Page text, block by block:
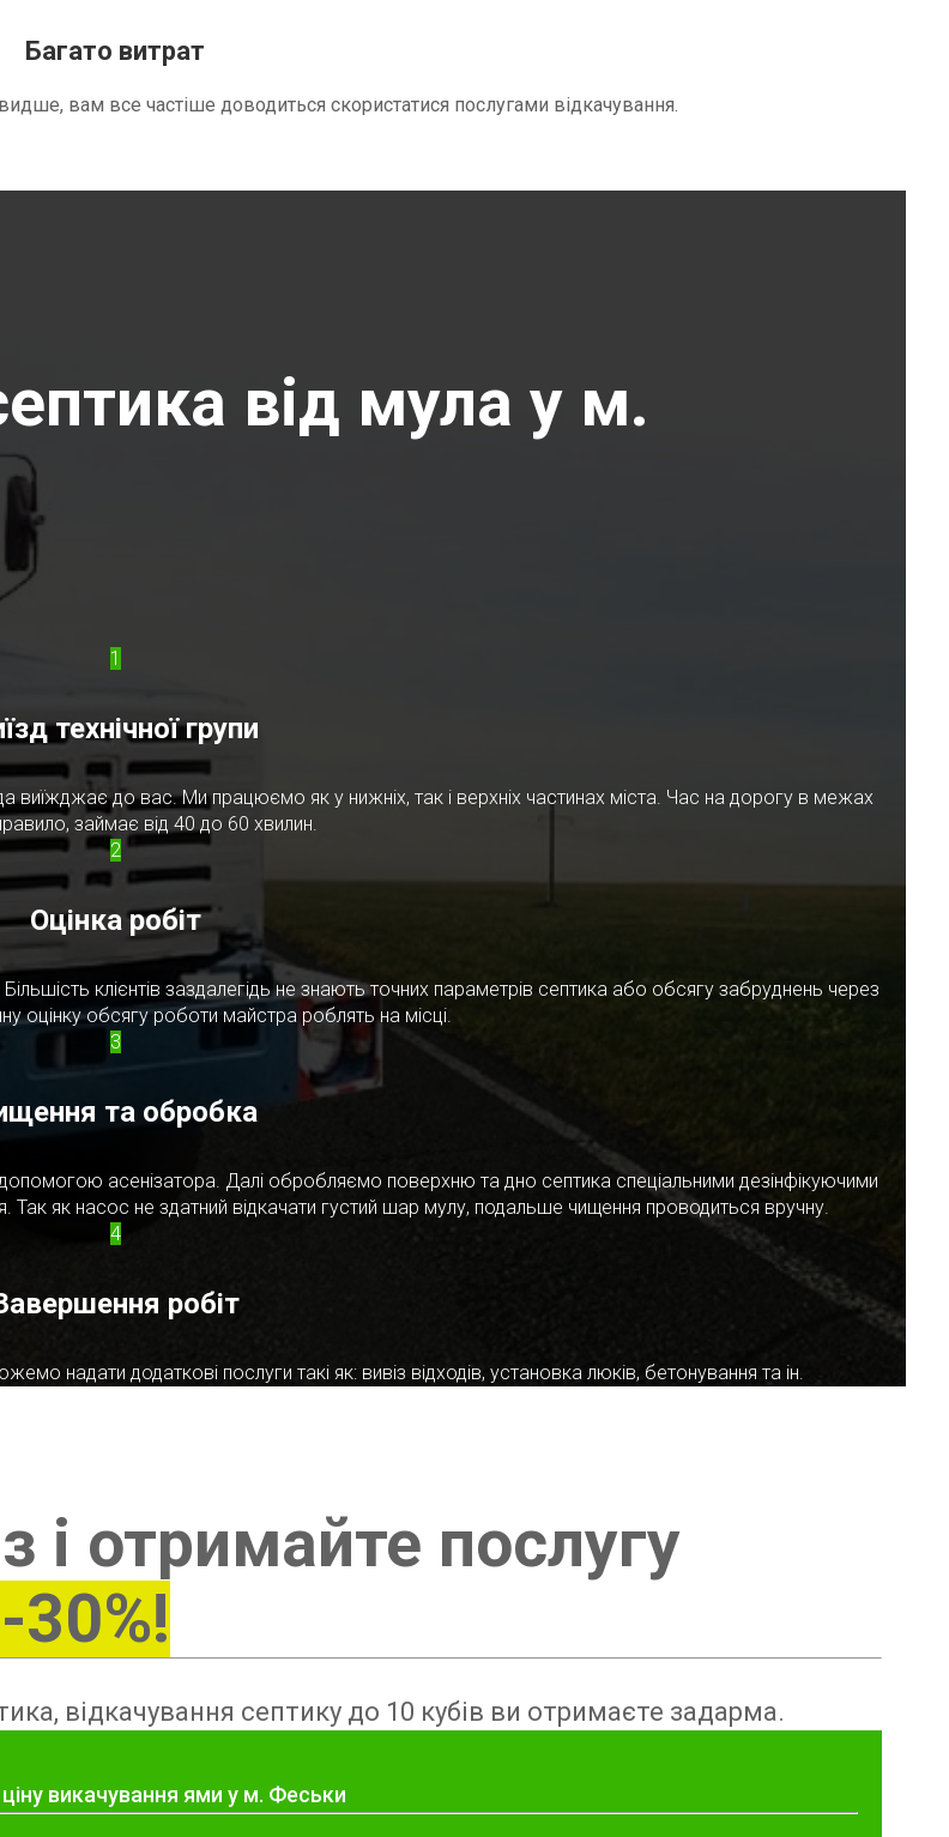
Багато витрат
вам все частіше доводиться скористатися послугами відкачування.
від мула у м.
1
технічної групи
виїжджає до вас. Ми працюємо як у нижніх, так і верхніх частинах міста. Час на дорогу в межах
займає від 40 до 60 хвилин.
2
Оцінка робіт
клієнтів заздалегідь не знають точних параметрів септика або обсягу забруднень через
оцінку обсягу роботи майстра роблять на місці.
3
та обробка
асенізатора. Далі обробляємо поверхню та дно септика спеціальними дезінфікуючими
як насос не здатний відкачати густий шар мулу, подальше чищення проводиться вручну.
4
робіт
надати додаткові послуги такі як: вивіз відходів, установка люків, бетонування та ін.
і отримайте послугу
30%!
відкачування септику до 10 кубів ви отримаєте задарма.
викачування ями у м. Феськи